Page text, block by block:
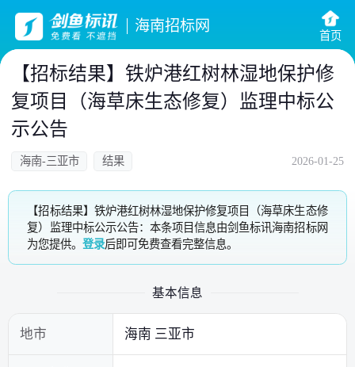
海南招标网
首页
【招标结果】铁炉港红树林湿地保护修
复项目（海草床生态修复）监理中标公
示公告
海南-三亚市 结果 2026-01-25
【招标结果】铁炉港红树林湿地保护修复项目（海草床生态修
复）监理中标公示公告：本条项目信息由剑鱼标讯海南招标网
为您提供。登录后即可免费查看完整信息。
基本信息
地市 海南 三亚市